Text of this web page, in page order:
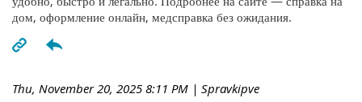
дом, оформление онлайн, медсправка без ожидания.
Thu, November 20, 2025 8:11 PM | Spravkipve